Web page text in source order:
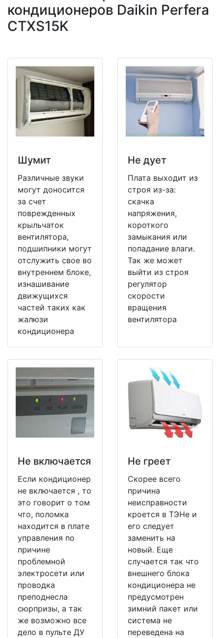
кондиционеров Daikin Perfera
CTXS15K
Шумит
Различные звуки
могут доносится
за счет
поврежденных
крыльчаток
вентилятора,
подшипники могут
отслужить свое во
внутреннем блоке,
изнашивание
движущихся
частей таких как
жалюзи
кондиционера
Не дует
Плата выходит из
строя из-за:
скачка
напряжения,
короткого
замыкания или
попадание влаги.
Так же может
выйти из строя
регулятор
скорости
вращения
вентилятора
Не включается
Если кондиционер
не включается , то
это говорит о том
что, поломка
находится в плате
управления по
причине
проблемной
электросети или
проводка
преподнесла
сюрпризы, а так
же возможно все
дело в пульте ДУ
Не греет
Скорее всего
причина
неисправности
кроется в ТЭНе и
его следует
заменить на
новый. Еще
случается так что
внешнего блока
кондиционера не
предусмотрен
зимний пакет или
система не
переведена на